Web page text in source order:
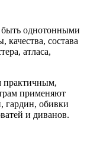
однотонными
состава
атласа,
практичным,
применяют
гардин, обивки
и диванов.